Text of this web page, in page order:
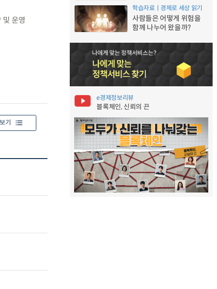
및 운영
기
학습자료ㅣ경제로 세상 읽기
사람들은 어떻게 위험을
함께 나누어 왔을까?
e경제정보리뷰
블록체인, 신뢰의 끈